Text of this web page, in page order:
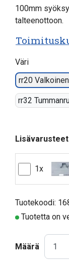
100mm
talteenottoon.
Väri
rr20 Valkoinen
rr32
Lisävarusteet
1x
Tuotekoodi:
Tuotetta on
Määrä